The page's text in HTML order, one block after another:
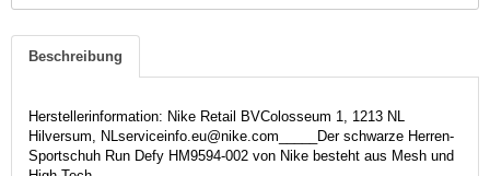
Beschreibung
Herstellerinformation: Nike Retail BVColosseum 1, 1213 NL
Hilversum, NLserviceinfo.eu@nike.com_____Der schwarze Herren-
Sportschuh Run Defy HM9594-002 von Nike besteht aus Mesh und